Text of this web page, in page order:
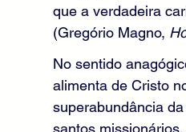
que a verdadeira
(Gregório Magno,
No sentido
alimenta de Cristo
superabundância